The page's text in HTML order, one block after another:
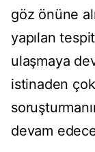
göz önüne
yapılan
ulaşmaya
istinaden
devam